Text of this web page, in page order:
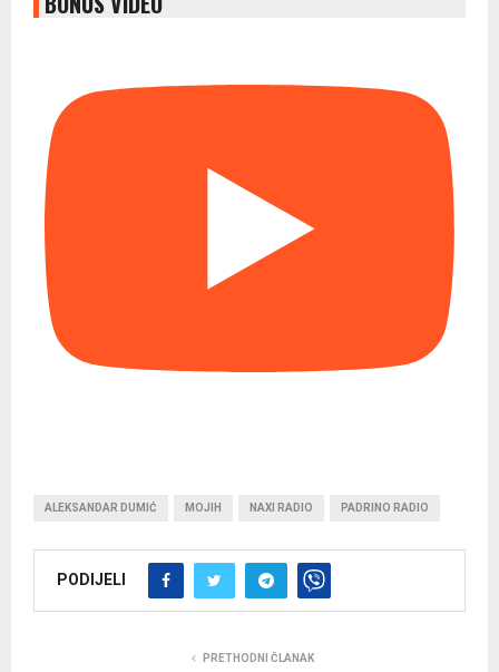
ALEKSANDAR DUMIĆ MOJIH NAXI RADIO PADRINO RADIO
PODIJELI
PRETHODNI ČLANAK